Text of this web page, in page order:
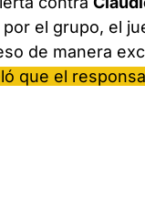
el grupo, el
de manera
que el